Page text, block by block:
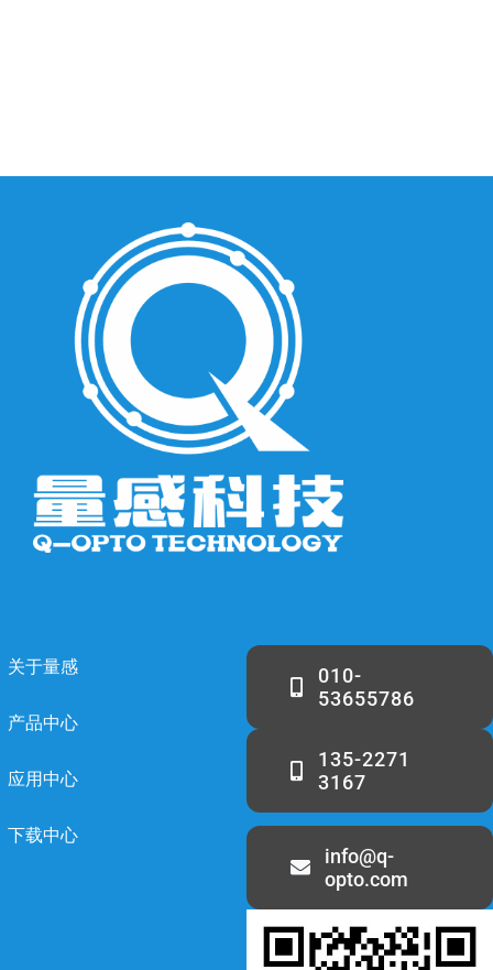
关于量感
产品中心
应用中心
下载中心
010-
53655786
135-2271
3167
info@q-
opto.com